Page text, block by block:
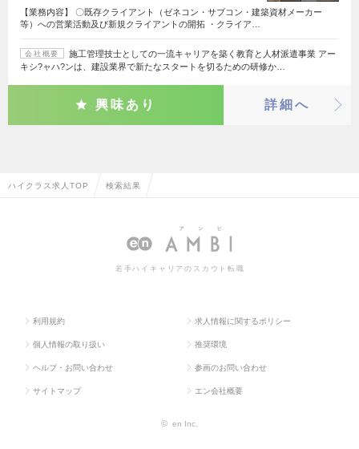
【業務内容】 〇既存クライアント（ゼネコン・サブコン・建築資材メーカー
等）への営業活動及び新規クライアントの開拓 ・クライア…
会社概要
施工管理技士としての一流キャリアを築く教育と人材派遣事業 アー
キシ?ャハ?ンは、建設業界で新たなスタートを切るための研修か…
興味あり 詳細へ
ハイクラス求人TOP 検索結果
若手ハイキャリアのスカウト転職
利用規約 求人情報に関するポリシー
個人情報の取り扱い 推奨環境
ヘルプ・お問い合わせ 参画のお問い合わせ
サイトマップ エン会社概要
© en Inc.